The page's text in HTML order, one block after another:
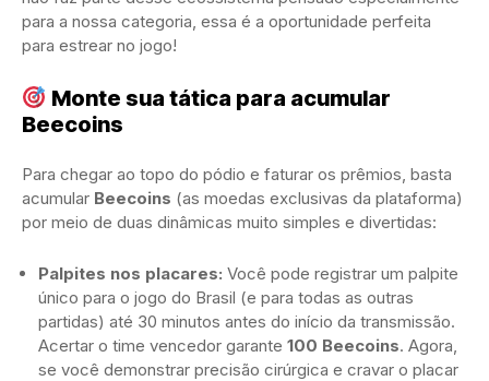
para a nossa categoria, essa é a oportunidade perfeita
para estrear no jogo!
Monte sua tática para acumular
Beecoins
Para chegar ao topo do pódio e faturar os prêmios, basta
acumular Beecoins (as moedas exclusivas da plataforma)
por meio de duas dinâmicas muito simples e divertidas:
Palpites nos placares: Você pode registrar um palpite
único para o jogo do Brasil (e para todas as outras
partidas) até 30 minutos antes do início da transmissão.
Acertar o time vencedor garante 100 Beecoins. Agora,
se você demonstrar precisão cirúrgica e cravar o placar